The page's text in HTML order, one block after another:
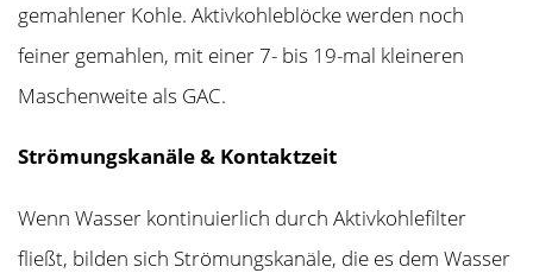
gemahlener Kohle. Aktivkohleblöcke werden noch
feiner gemahlen, mit einer 7- bis 19-mal kleineren
Maschenweite als GAC.
Strömungskanäle & Kontaktzeit
Wenn Wasser kontinuierlich durch Aktivkohlefilter
fließt, bilden sich Strömungskanäle, die es dem Wasser